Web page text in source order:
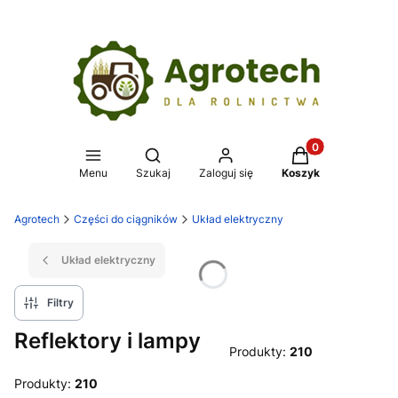
Menu
Otwórz wyszukiwarkę
Szukaj Zaloguj się
Produkty w
Koszyk
Agrotech Części do ciągników Układ elektryczny
Układ elektryczny
Filtry
Reflektory i lampy Produkty: 210
Produkty: 210